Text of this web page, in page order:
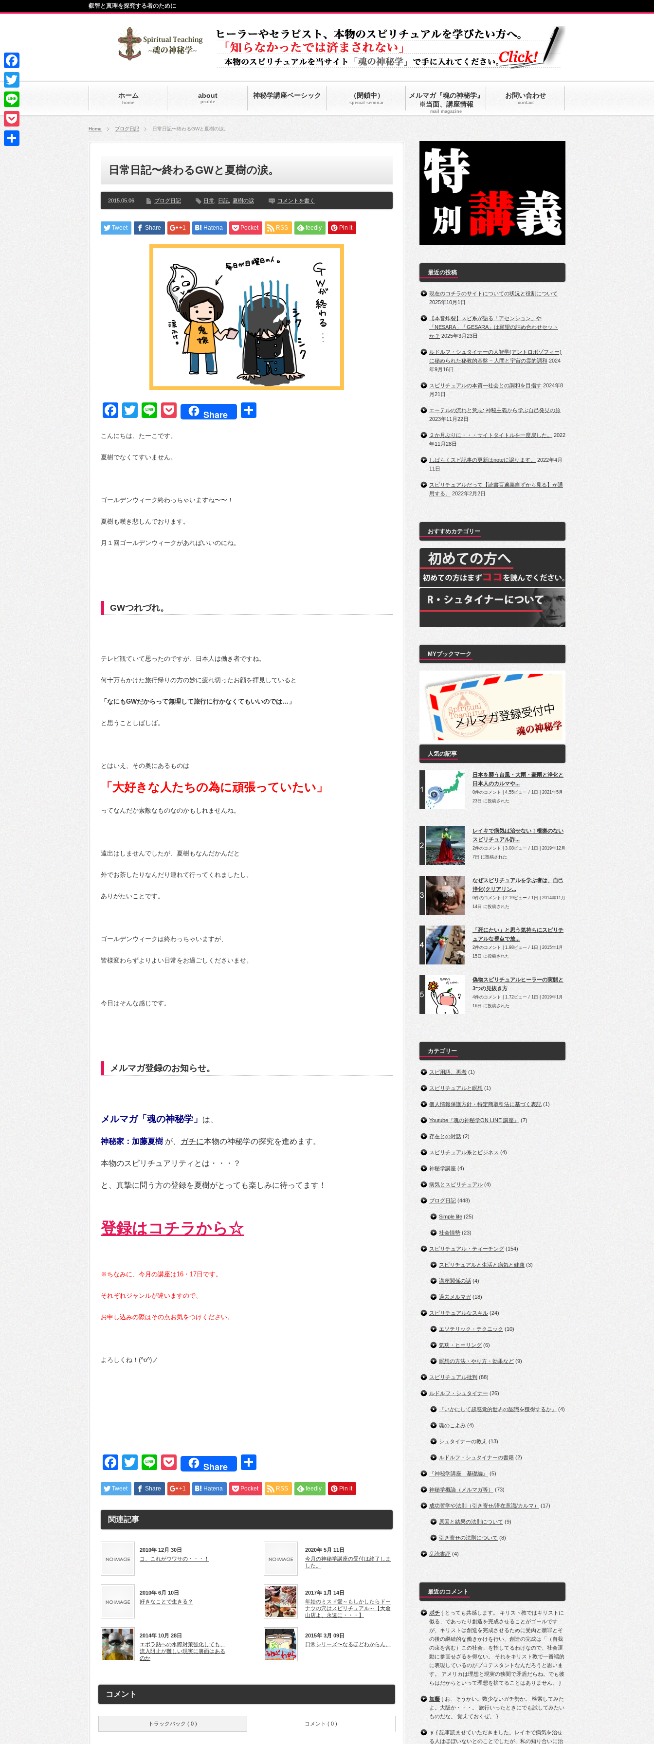
ホーム
home
about
profile
神秘学講座ベーシック （閉鎖中）
special seminar
メルマガ『魂の神秘学』
※当面、講座情報
mail magazine
お問い合わせ
contact
叡智と真理を探究する者のために
Home ブログ日記 日常日記〜終わるGWと夏樹の涙。
日常日記〜終わるGWと夏樹の涙。
2015.05.06 ブログ日記 日常 日記 夏樹の涙 コメントを書く
Tweet Share +1 Hatena Pocket RSS feedly Pin it
Facebook
Twitter
LinePocket
Share
こんにちは、たーこです。
夏樹でなくてすいません。
ゴールデンウィーク終わっちゃいますね〜〜！
夏樹も嘆き悲しんでおります。
月１回ゴールデンウィークがあればいいのにね。
GWつれづれ。
テレビ観ていて思ったのですが、日本人は働き者ですね。
何十万もかけた旅行帰りの方の妙に疲れ切ったお顔を拝見していると
「なにもGWだからって無理して旅行に行かなくてもいいのでは…」
と思うことしばしば。
とはいえ、その奥にあるものは
「大好きな人たちの為に頑張っていたい」
ってなんだか素敵なものなのかもしれませんね。
遠出はしませんでしたが、夏樹もなんだかんだと
外でお茶したりなんだり連れて行ってくれましたし。
ありがたいことです。
ゴールデンウィークは終わっちゃいますが、
皆様変わらずよりよい日常をお過ごしくださいませ。
今日はそんな感じです。
メルマガ登録のお知らせ。
メルマガ「魂の神秘学」 は、
神秘家：加藤夏樹 が、 ガチに本物の神秘学の探究を進めます。
本物のスピリチュアリティとは・・・？
と、真摯に問う方の登録を夏樹がとっても楽しみに待ってます！
登録はコチラから☆
※ちなみに、今月の講座は16・17日です。
それぞれジャンルが違いますので、
お申し込みの際はその点お気をつけください。
よろしくね！(^o^)ノ
Facebook
Twitter
LinePocket
Share
有
Tweet Share +1 Hatena Pocket RSS feedly Pin it
関連記事
2010年 12月 30日
コ、これがウワサの・・・！
2020年 5月 11日
今月の神秘学講座の受付は終了しま
した。
2010年 6月 10日
好きなことで生きる？
2017年 1月 14日
年始のミスド愛～もしかしたらドー
ナツの穴はスピリチュアル～【大倉
山店よ、永遠に・・・】
2014年 10月 28日
エボラ熱への水際対策強化しても、
流入阻止が難しい現実に裏面はある
のか
2015年 3月 09日
日常シリーズ〜なるほどわからん。
コメント
トラックバック ( 0 ) コメント ( 0 )
最近の投稿
現在のコチラのサイトについての状況と役割について
2025年10月1日
【本音炸裂】スピ系が語る「アセンション」や
「NESARA」「GESARA」は願望の詰め合わせセット
か？ 2025年3月23日
ルドルフ・シュタイナーの人智学(アントロポゾフィー)
に秘められた秘教的基盤 – 人間と宇宙の霊的調和 2024
年9月16日
スピリチュアルの本質―社会との調和を目指す 2024年8
月21日
エーテルの流れと意志: 神秘主義から学ぶ自己発見の旅
2023年11月22日
２か月ぶりに・・・サイトタイトルを一度戻した。
2022
年11月28日
しばらくスピ記事の更新はnoteに譲ります。
2022年4月
11日
スピリチュアルだって【読書百遍義自ずから見る】が通
用する。
2022年2月2日
おすすめカテゴリー
MYブックマーク
人気の記事
日本を襲う台風・大雨・豪雨と浄化と
日本人のカルマや...
0件のコメント 4.55ビュー / 1日
2021年5月
23日 に投稿された
レイキで病気は治せない！根拠のない
スピリチュアル詐...
2件のコメント 3.08ビュー / 1日
2019年12月
7日 に投稿された
なぜスピリチュアルを学ぶ者は、自己
浄化(クリアリン...
0件のコメント 2.19ビュー / 1日
2014年11月
14日 に投稿された
「死にたい」と思う気持ちにスピリチ
ュアルな視点で放...
2件のコメント 1.98ビュー / 1日
2015年1月
15日 に投稿された
偽物スピリチュアルヒーラーの実態と
3つの見抜き方
4件のコメント 1.72ビュー / 1日
2019年1月
16日 に投稿された
カテゴリー
スピ用語、再考 (1)
スピリチュアルと瞑想 (1)
個人情報保護方針・特定商取引法に基づく表記 (1)
Youtube『魂の神秘学ON LINE 講座』 (7)
存在との対話 (2)
スピリチュアル系とビジネス (4)
神秘学講座 (4)
病気とスピリチュアル (4)
ブログ日記 (448)
Simple life (25)
社会情勢 (23)
スピリチュアル・ティーチング (154)
スピリチュアルと生活と病気と健康 (3)
講座関係の話 (4)
過去メルマガ (18)
スピリチュアルなスキル (24)
エソテリック・テクニック (10)
気功・ヒーリング (6)
瞑想の方法・やり方・効果など (9)
スピリチュアル批判 (88)
ルドルフ・シュタイナー (26)
『いかにして超感覚的世界の認識を獲得するか』 (4)
魂のこよみ (4)
シュタイナーの教え (13)
ルドルフ・シュタイナーの書籍 (2)
『神秘学講座 基礎編』 (5)
神秘学概論（メルマガ等） (73)
成功哲学や法則（引き寄せ/潜在意識/カルマ） (17)
原因と結果の法則について (9)
引き寄せの法則について (8)
乱読書評 (4)
最近のコメント
ポチ { とっても共感します。 キリスト教ではキリストに
似る、であったり創造を完成させることがゴールです
が、キリストは創造を完成させるために受肉と贖罪とそ
の後の継続的な働きかけを行い、創造の完成は「（自我
の束を含む）この社会」を指してるわけなので、社会運
動に参画せざるを得ない。 それをキリスト教で一番端的
に表現しているのがプロテスタントなんだろうと思いま
す。 アメリカは理想と現実の狭間で矛盾だらね。でも彼
らはだからといって理想を捨てることはありません。 }
加藤 { お、そうかい。数少ないガチ勢か。 検索してみた
よ。大阪か・・・。 旅行いったときにでも試してみたい
ものだな。 覚えておくぜ。 }
ｙ { 記事読ませていただきました。レイキで病気を治せ
る人はほぼいないとのことでしたが、私の知り合いに治
Facebook
Twitter
Line
Pocket